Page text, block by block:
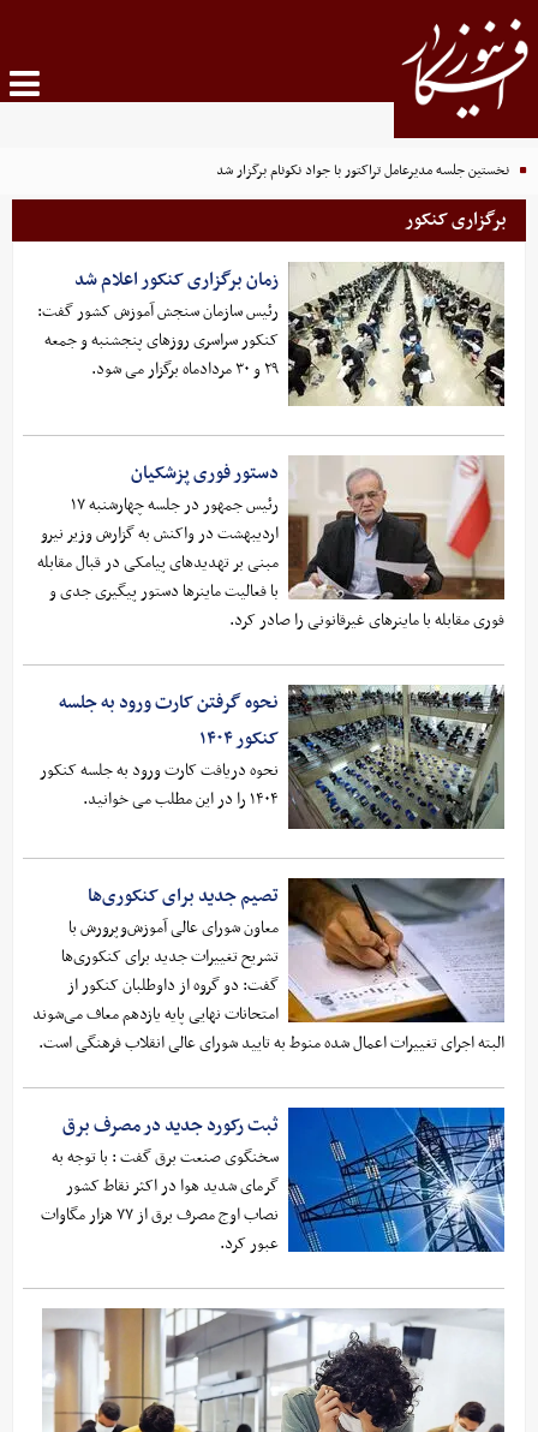
نخستین جلسه مدیرعامل تراکتور با جواد نکونام برگزار شد
برگزاری کنکور
زمان برگزاری کنکور اعلام شد
رئیس سازمان سنجش آموزش کشور گفت:
کنکور سراسری روزهای پنجشنبه و جمعه
۲۹ و ۳۰ مردادماه برگزار می شود.
دستور فوری پزشکیان
رئیس جمهور در جلسه چهارشنبه ۱۷
اردیبهشت در واکنش به گزارش وزیر نیرو
مبنی بر تهدیدهای پیامکی در قبال مقابله
با فعالیت ماینرها دستور پیگیری جدی و
فوری مقابله با ماینرهای غیرقانونی را صادر کرد.
نحوه گرفتن کارت ورود به جلسه
کنکور ۱۴۰۴
نحوه دریافت کارت ورود به جلسه کنکور
۱۴۰۴ را در این مطلب می خوانید.
تصیم جدید برای کنکوری‌ها
معاون شورای عالی آموزش‌وپرورش با
تشریح تغییرات جدید برای کنکوری‌ها
گفت: دو گروه از داوطلبان کنکور از
امتحانات نهایی پایه یازدهم معاف می‌شوند
البته اجرای تغییرات اعمال شده منوط به تایید شورای عالی انقلاب فرهنگی است.
ثبت رکورد جدید در مصرف برق
سخنگوی صنعت برق گفت : با توجه به
گرمای شدید هوا در اکثر نقاط کشور
نصاب اوج مصرف برق از ۷۷ هزار مگاوات
عبور کرد.